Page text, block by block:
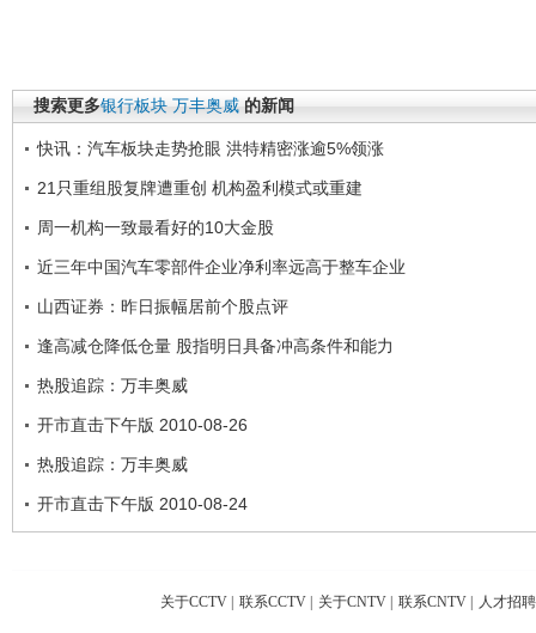
搜索更多银行板块 万丰奥威 的新闻
快讯：汽车板块走势抢眼 洪特精密涨逾5%领涨
21只重组股复牌遭重创 机构盈利模式或重建
周一机构一致最看好的10大金股
近三年中国汽车零部件企业净利率远高于整车企业
山西证券：昨日振幅居前个股点评
逢高减仓降低仓量 股指明日具备冲高条件和能力
热股追踪：万丰奥威
开市直击下午版 2010-08-26
热股追踪：万丰奥威
开市直击下午版 2010-08-24
关于CCTV | 联系CCTV | 关于CNTV | 联系CNTV | 人才招聘